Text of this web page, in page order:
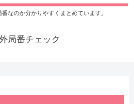
なのか分かりやすくまとめています。
局番チェック